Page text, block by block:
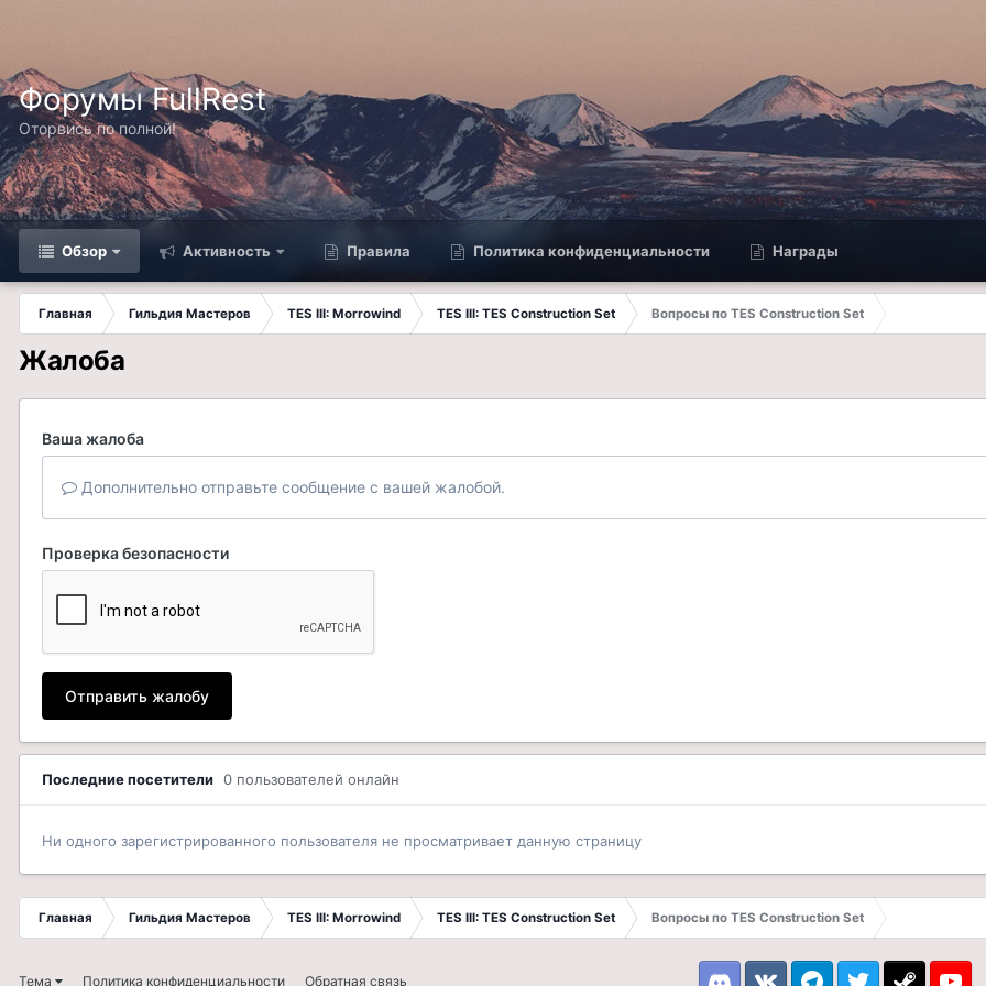
Форумы FullRest
Оторвись по полной!
Обзор Активность Правила Политика конфиденциальности Награды
Главная Гильдия Мастеров TES III: Morrowind TES III: TES Construction Set
Вопросы по TES Construction Set
Жалоба
Ваша жалоба
Дополнительно отправьте сообщение с вашей жалобой.
Проверка безопасности
Отправить жалобу
Последние посетители 0 пользователей онлайн
Ни одного зарегистрированного пользователя не просматривает данную страницу
Главная Гильдия Мастеров TES III: Morrowind TES III: TES Construction Set Вопросы по TES Construction Set
Тема Политика конфиденциальности Обратная связь